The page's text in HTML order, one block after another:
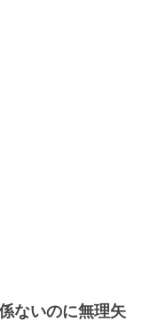
ないのに無理矢